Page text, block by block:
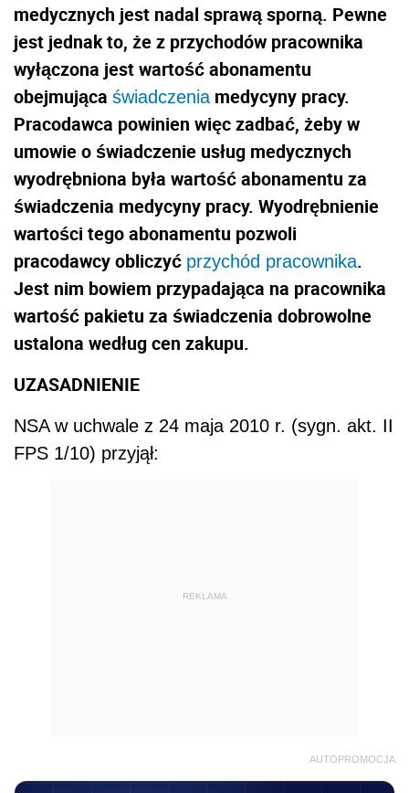
medycznych jest nadal sprawą sporną. Pewne
jest jednak to, że z przychodów pracownika
wyłączona jest wartość abonamentu
obejmująca świadczeniamedycyny pracy.
Pracodawca powinien więc zadbać, żeby w
umowie o świadczenie usług medycznych
wyodrębniona była wartość abonamentu za
świadczenia medycyny pracy. Wyodrębnienie
wartości tego abonamentu pozwoli
pracodawcy obliczyć przychód pracownika.
Jest nim bowiem przypadająca na pracownika
wartość pakietu za świadczenia dobrowolne
ustalona według cen zakupu.
UZASADNIENIE
NSA w uchwale z 24 maja 2010 r. (sygn. akt. II
FPS 1/10) przyjął:
REKLAMA
AUTOPROMOCJA